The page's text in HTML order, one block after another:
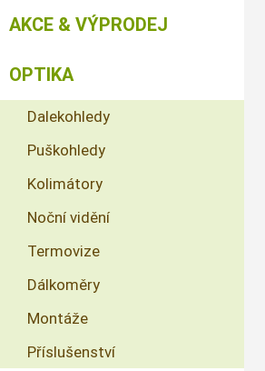
AKCE & VÝPRODEJ
OPTIKA
Dalekohledy
Puškohledy
Kolimátory
Noční vidění
Termovize
Dálkoměry
Montáže
Příslušenství